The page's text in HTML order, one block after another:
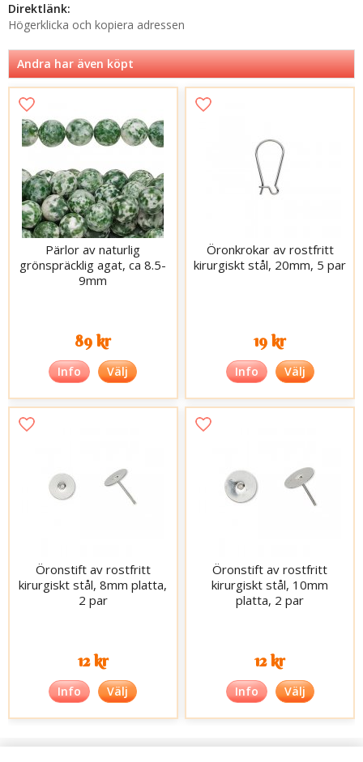
Direktlänk:
Högerklicka och kopiera adressen
Andra har även köpt
Pärlor av naturlig
grönspräcklig agat, ca 8.5-
9mm
89 kr
Info Välj
Öronkrokar av rostfritt
kirurgiskt stål, 20mm, 5 par
19 kr
Info Välj
Öronstift av rostfritt
kirurgiskt stål, 8mm platta,
2 par
12 kr
Info Välj
Öronstift av rostfritt
kirurgiskt stål, 10mm
platta, 2 par
12 kr
Info Välj